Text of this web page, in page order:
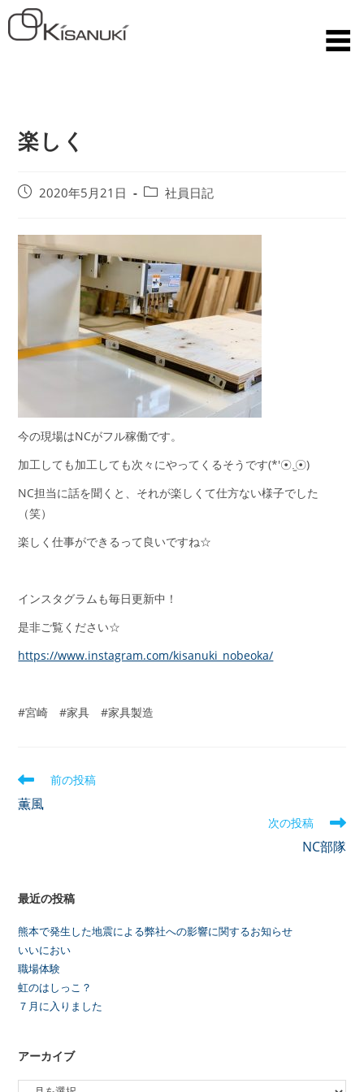
楽しく
2020年5月21日 社員日記
今の現場はNCがフル稼働です。
加工しても加工しても次々にやってくるそうです(*′☉.̫☉)
NC担当に話を聞くと、それが楽しくて仕方ない様子でした
（笑）
楽しく仕事ができるって良いですね☆
インスタグラムも毎日更新中！
是非ご覧ください☆
https://www.instagram.com/kisanuki_nobeoka/
#宮崎 #家具 #家具製造
前の投稿
薫風
次の投稿
NC部隊
最近の投稿
熊本で発生した地震による弊社への影響に関するお知らせ
いいにおい
職場体験
虹のはしっこ？
７月に入りました
アーカイブ